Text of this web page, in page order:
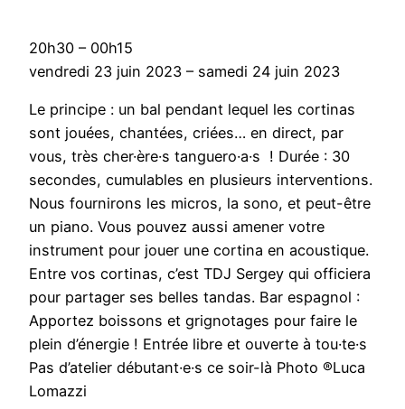
F
ê
e
d
e
l
a
m
u
s
i
q
u
e
d
20h30 – 00h15
vendredi 23 juin 2023 – samedi 24 juin 2023
Le principe : un bal pendant lequel les cortinas
sont jouées, chantées, criées… en direct, par
vous, très cher·ère·s tanguero·a·s ! Durée : 30
secondes, cumulables en plusieurs interventions.
Nous fournirons les micros, la sono, et peut-être
un piano. Vous pouvez aussi amener votre
instrument pour jouer une cortina en acoustique.
Entre vos cortinas, c’est TDJ Sergey qui officiera
pour partager ses belles tandas. Bar espagnol :
Apportez boissons et grignotages pour faire le
plein d’énergie ! Entrée libre et ouverte à tou·te·s
Pas d’atelier débutant·e·s ce soir-là Photo ®Luca
Lomazzi